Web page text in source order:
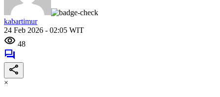
kabartimur
24 Feb 2026 - 02:05 WIT
48
×